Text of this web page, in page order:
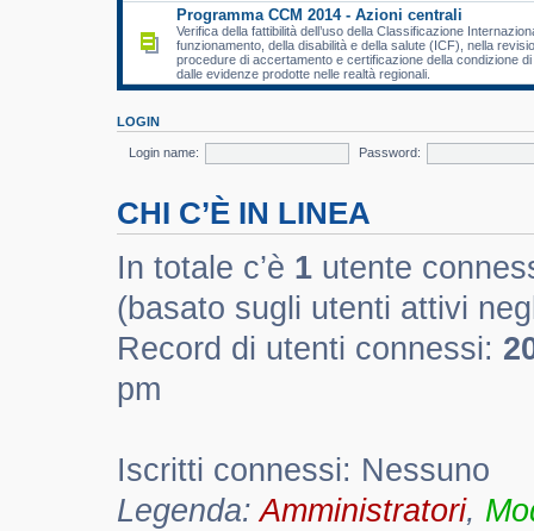
Programma CCM 2014 - Azioni centrali
Verifica della fattibilità dell’uso della Classificazione
funzionamento, della disabilità e della salute (ICF), nella
procedure di accertamento e certificazione della condizione
dalle evidenze prodotte nelle realtà regionali.
LOGIN
Login name: Password:
CHI C’È IN LINEA
In totale c’è 1 utente
(basato sugli utenti attivi
Record di utenti connessi:
pm
Iscritti connessi: Nessuno
Legenda:Amministratori,